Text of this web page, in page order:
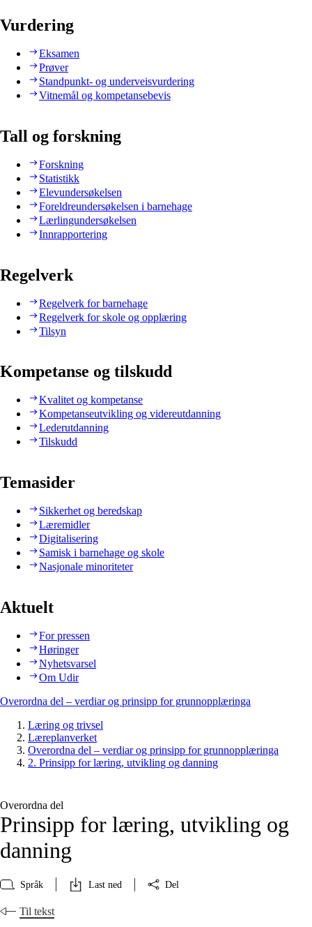
Vurdering
Eksamen
Prøver
Standpunkt- og underveisvurdering
Vitnemål og kompetansebevis
Tall og forskning
Forskning
Statistikk
Elevundersøkelsen
Foreldreundersøkelsen i barnehage
Lærlingundersøkelsen
Innrapportering
Regelverk
Regelverk for barnehage
Regelverk for skole og opplæring
Tilsyn
Kompetanse og tilskudd
Kvalitet og kompetanse
Kompetanseutvikling og videreutdanning
Lederutdanning
Tilskudd
Temasider
Sikkerhet og beredskap
Læremidler
Digitalisering
Samisk i barnehage og skole
Nasjonale minoriteter
Aktuelt
For pressen
Høringer
Nyhetsvarsel
Om Udir
Overordna del – verdiar og prinsipp for grunnopplæringa
Læring og trivsel
Læreplanverket
Overordna del – verdiar og prinsipp for grunnopplæringa
2. Prinsipp for læring, utvikling og danning
Overordna del
Prinsipp for læring, utvikling og
danning
Språk Last ned Del
Til tekst